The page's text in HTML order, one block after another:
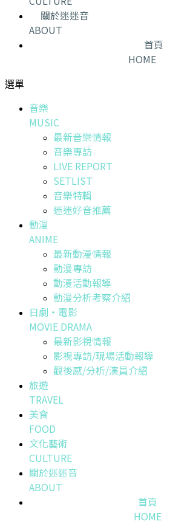
關於迷迷音
ABOUT
首頁
HOME
選單
音樂
MUSIC
最新音樂情報
音樂專訪
LIVE REPORT
SETLIST
音樂特輯
迷迷好音推薦
動漫
ANIME
最新動漫情報
動漫專訪
動漫活動報導
動漫分析考察介紹
日劇・電影
MOVIE DRAMA
最新影視情報
影視專訪/現場活動報導
觀後感/分析/演員介紹
旅遊
TRAVEL
美食
FOOD
文化藝術
CULTURE
關於迷迷音
ABOUT
首頁
HOME